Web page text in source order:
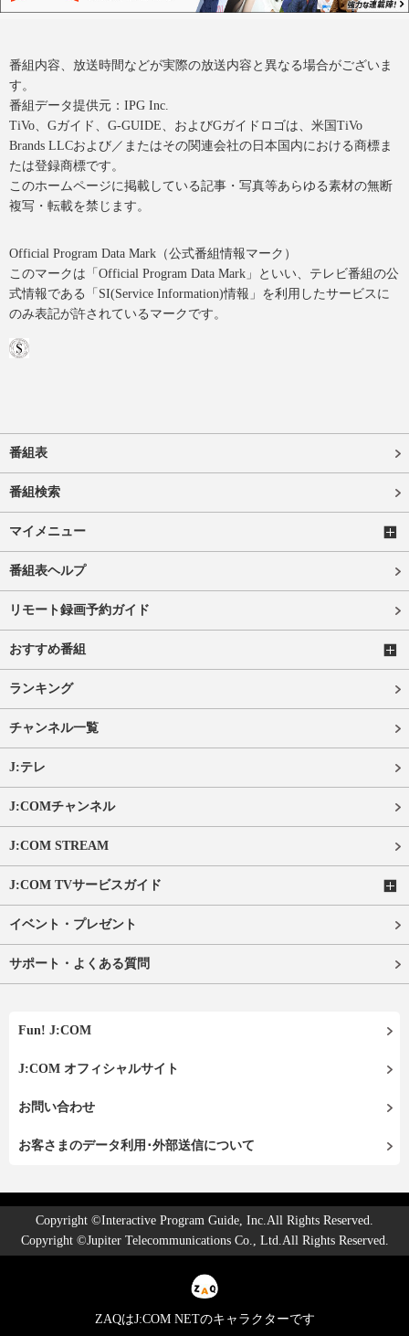
番組内容、放送時間などが実際の放送内容と異なる場合がございま
す。
番組データ提供元：IPG Inc.
TiVo、Gガイド、G-GUIDE、およびGガイドロゴは、米国TiVo
Brands LLCおよび／またはその関連会社の日本国内における商標ま
たは登録商標です。
このホームページに掲載している記事・写真等あらゆる素材の無断
複写・転載を禁じます。
Official Program Data Mark（公式番組情報マーク）
このマークは「Official Program Data Mark」といい、テレビ番組の公
式情報である「SI(Service Information)情報」を利用したサービスに
のみ表記が許されているマークです。
番組表
番組検索
マイメニュー
番組表ヘルプ
リモート録画予約ガイド
おすすめ番組
ランキング
チャンネル一覧
J:テレ
J:COMチャンネル
J:COM STREAM
J:COM TVサービスガイド
イベント・プレゼント
サポート・よくある質問
Fun! J:COM
J:COM オフィシャルサイト
お問い合わせ
お客さまのデータ利用･外部送信について
Copyright ©Interactive Program Guide, Inc.All Rights Reserved.
Copyright ©Jupiter Telecommunications Co., Ltd.All Rights Reserved.
ZAQはJ:COM NETのキャラクターです